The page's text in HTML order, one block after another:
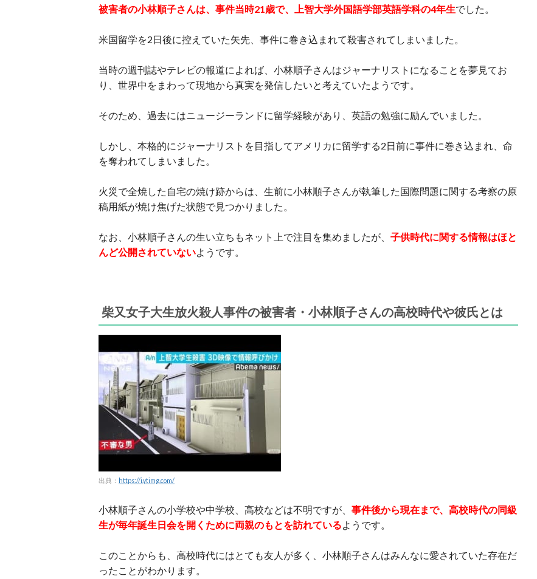
被害者の小林順子さんは、事件当時21歳で、上智大学外国語学部英語学科の4年生でした。
米国留学を2日後に控えていた矢先、事件に巻き込まれて殺害されてしまいました。
当時の週刊誌やテレビの報道によれば、小林順子さんはジャーナリストになることを夢見てお
り、世界中をまわって現地から真実を発信したいと考えていたようです。
そのため、過去にはニュージーランドに留学経験があり、英語の勉強に励んでいました。
しかし、本格的にジャーナリストを目指してアメリカに留学する2日前に事件に巻き込まれ、命
を奪われてしまいました。
火災で全焼した自宅の焼け跡からは、生前に小林順子さんが執筆した国際問題に関する考察の原
稿用紙が焼け焦げた状態で見つかりました。
なお、小林順子さんの生い立ちもネット上で注目を集めましたが、 子供時代に関する情報はほと
んど公開されていないようです。
柴又女子大生放火殺人事件の被害者・ 小林順子さんの高校時代や彼氏とは
出典： https://i.ytimg.com/
小林順子さんの小学校や中学校、高校などは不明ですが、 事件後から現在まで、高校時代の同級
生が毎年誕生日会を開くために両親のもとを訪れているようです。
このことからも、高校時代にはとても友人が多く、小林順子さんはみんなに愛されていた存在だ
ったことがわかります。